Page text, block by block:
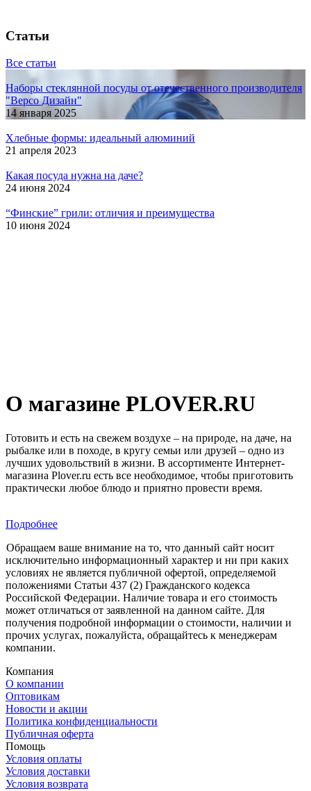
Статьи
Все статьи
Наборы стеклянной посуды от отечественного производителя
"Версо Дизайн"
14 января 2025
Хлебные формы: идеальный алюминий
21 апреля 2023
Какая посуда нужна на даче?
24 июня 2024
“Финские” грили: отличия и преимущества
10 июня 2024
О магазине PLOVER.RU
Готовить и есть на свежем воздухе – на природе, на даче, на
рыбалке или в походе, в кругу семьи или друзей – одно из
лучших удовольствий в жизни. В ассортименте Интернет-
магазина Plover.ru есть все необходимое, чтобы приготовить
практически любое блюдо и приятно провести время.
Подробнее
Обращаем ваше внимание на то, что данный сайт носит
исключительно информационный характер и ни при каких
условиях не является публичной офертой, определяемой
положениями Статьи 437 (2) Гражданского кодекса
Российской Федерации. Наличие товара и его стоимость
может отличаться от заявленной на данном сайте. Для
получения подробной информации о стоимости, наличии и
прочих услугах, пожалуйста, обращайтесь к менеджерам
компании.
Компания
О компании
Оптовикам
Новости и акции
Политика конфиденциальности
Публичная оферта
Помощь
Условия оплаты
Условия доставки
Условия возврата